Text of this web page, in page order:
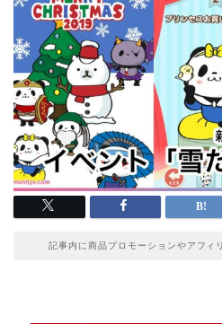
記事内に商品プロモーションやアフィ